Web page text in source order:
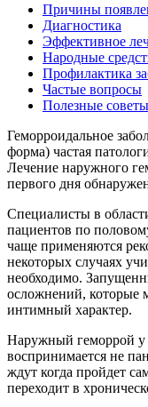
Причины
Диагностика
Эффективное
Народные
Профилактика
Частые вопросы
Полезные советы
Геморроидальное
форма) частая
Лечение наружного
первого дня
Специалисты в
пациентов по
чаще применяются
некоторых случаях
необходимо.
осложнений, которые
интимный характер.
Наружный геморрой
воспринимается не
ждут когда пройдет
переходит в